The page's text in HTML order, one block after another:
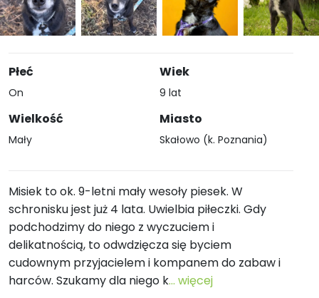
Płeć
On
Wielkość
Mały
Wiek
9 lat
Miasto
Skałowo (k. Poznania)
Misiek to ok. 9-letni mały wesoły piesek. W
schronisku jest już 4 lata. Uwielbia piłeczki. Gdy
podchodzimy do niego z wyczuciem i
delikatnością, to odwdzięcza się byciem
cudownym przyjacielem i kompanem do zabaw i
harców. Szukamy dla niego k... więcej